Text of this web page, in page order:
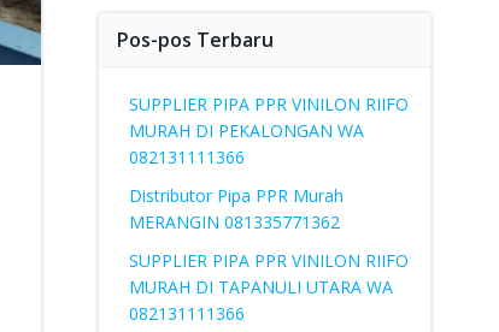
Pos-pos Terbaru
SUPPLIER PIPA PPR VINILON RIIFO
MURAH DI PEKALONGAN WA
082131111366
Distributor Pipa PPR Murah
MERANGIN 081335771362
SUPPLIER PIPA PPR VINILON RIIFO
MURAH DI TAPANULI UTARA WA
082131111366